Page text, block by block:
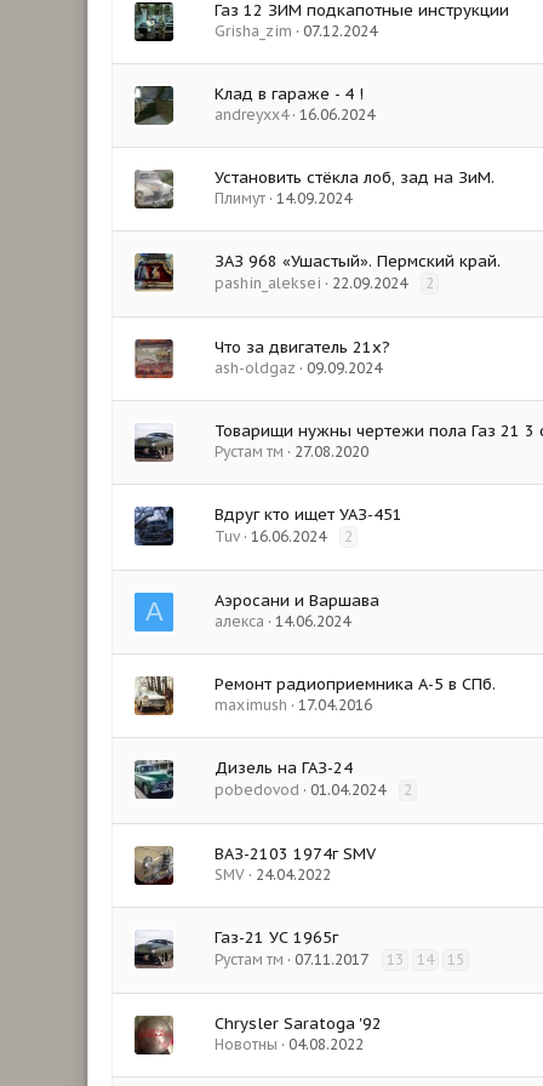
Газ 12 ЗИМ подкапотные инструкции
Grisha_zim 07.12.2024
Клад в гараже - 4 !
andreyxx4 16.06.2024
Установить стёкла лоб, зад на ЗиМ.
Плимут 14.09.2024
ЗАЗ 968 «Ушастый». Пермский край.
pashin_aleksei 22.09.2024 2
Что за двигатель 21х?
ash-oldgaz 09.09.2024
Товарищи нужны чертежи пола Газ 21 3
Рустам тм 27.08.2020
Вдруг кто ищет УАЗ-451
Tuv 16.06.2024 2
А Аэросани и Варшава
алекса 14.06.2024
Ремонт радиоприемника А-5 в СПб.
maximush 17.04.2016
Дизель на ГАЗ-24
pobedovod 01.04.2024 2
ВАЗ-2103 1974г SMV
SMV 24.04.2022
Газ-21 УС 1965г
Рустам тм 07.11.2017 13 14 15
Chrysler Saratoga '92
Новотны 04.08.2022